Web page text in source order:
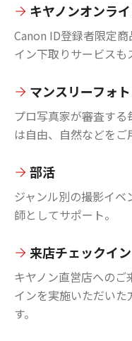
キヤノンオンラ
Canon ID登録者限定
イン下取りサービスも
マンスリーフォ
プロ写真家が審査す
は自由、自然などをご
部活
ジャンル別の撮影イ
師としてサポート。
来店チェックイン
キヤノン直営店への
インを実施いただい
す。